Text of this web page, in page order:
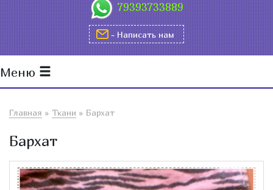
79393733889
- Написать нам
Меню
Главная » Ткани » Бархат
Бархат